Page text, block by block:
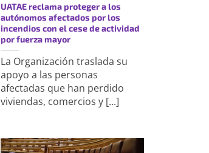
UATAE reclama proteger a los
autónomos afectados por los
incendios con el cese de actividad
por fuerza mayor
La Organización traslada su
apoyo a las personas
afectadas que han perdido
viviendas, comercios y [...]